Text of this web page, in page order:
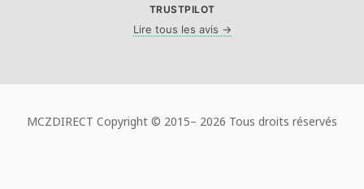
TRUSTPILOT
Lire tous les avis →
MCZDIRECT Copyright © 2015– 2026 Tous droits réservés